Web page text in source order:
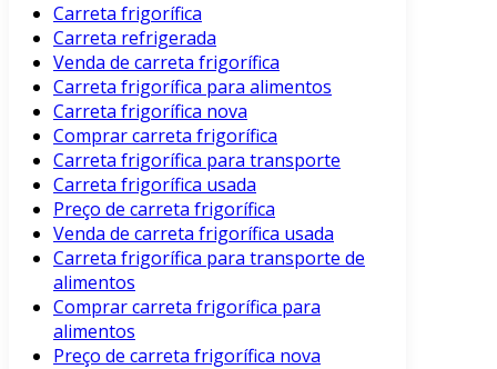
Carreta frigorífica
Carreta refrigerada
Venda de carreta frigorífica
Carreta frigorífica para alimentos
Carreta frigorífica nova
Comprar carreta frigorífica
Carreta frigorífica para transporte
Carreta frigorífica usada
Preço de carreta frigorífica
Venda de carreta frigorífica usada
Carreta frigorífica para transporte de
alimentos
Comprar carreta frigorífica para
alimentos
Preço de carreta frigorífica nova